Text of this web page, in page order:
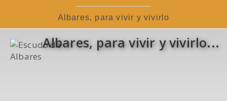
Albares, para vivir y vivirlo
Albares, para vivir y vivirlo...